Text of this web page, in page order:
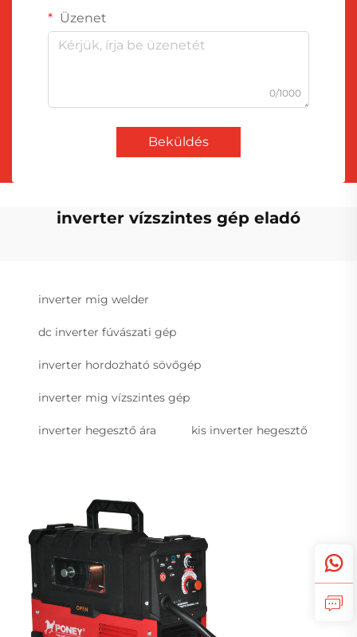
Üzenet
0/1000
Beküldés
inverter vízszintes gép eladó
inverter mig welder
dc inverter fúvászati gép
inverter hordozható sövőgép
inverter mig vízszintes gép
inverter hegesztő ára kis inverter hegesztő